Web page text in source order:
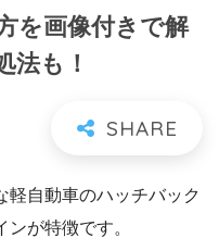
を画像付きで解
法も！
軽自動車のハッチバック
が特徴です。